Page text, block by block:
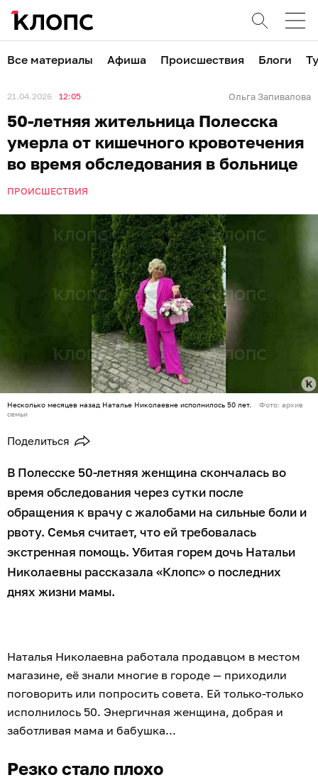
Все материалы Афиша Происшествия Блоги
21.04.2026 12:05 Ольга Запивалова
50-летняя жительница Полесска
умерла от кишечного кровотечения
во время обследования в больнице
ПРОИСШЕСТВИЯ
Несколько месяцев назад Наталье Николаевне исполнилось 50 лет.
Фото: архив
семьи
Поделиться
В Полесске 50-летняя женщина скончалась во
время обследования через сутки после
обращения к врачу с жалобами на сильные боли и
рвоту. Семья считает, что ей требовалась
экстренная помощь. Убитая горем дочь Натальи
Николаевны рассказала «Клопс» о последних
днях жизни мамы.
Наталья Николаевна работала продавцом в местом
магазине, её знали многие в городе — приходили
поговорить или попросить совета. Ей только-только
исполнилось 50. Энергичная женщина, добрая и
заботливая мама и бабушка...
Резко стало плохо